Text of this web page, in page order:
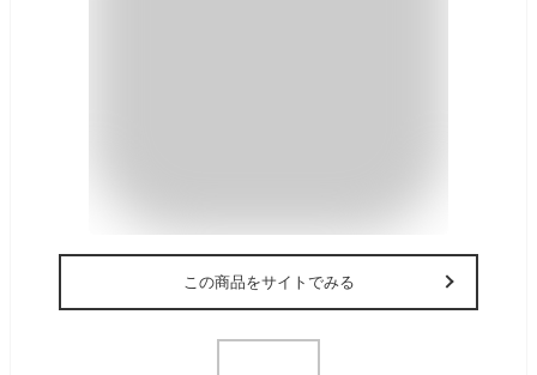
この商品をサイトでみる